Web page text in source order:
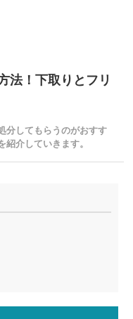
法！下取りとフリ
分してもらうのがおすす
介していきます。